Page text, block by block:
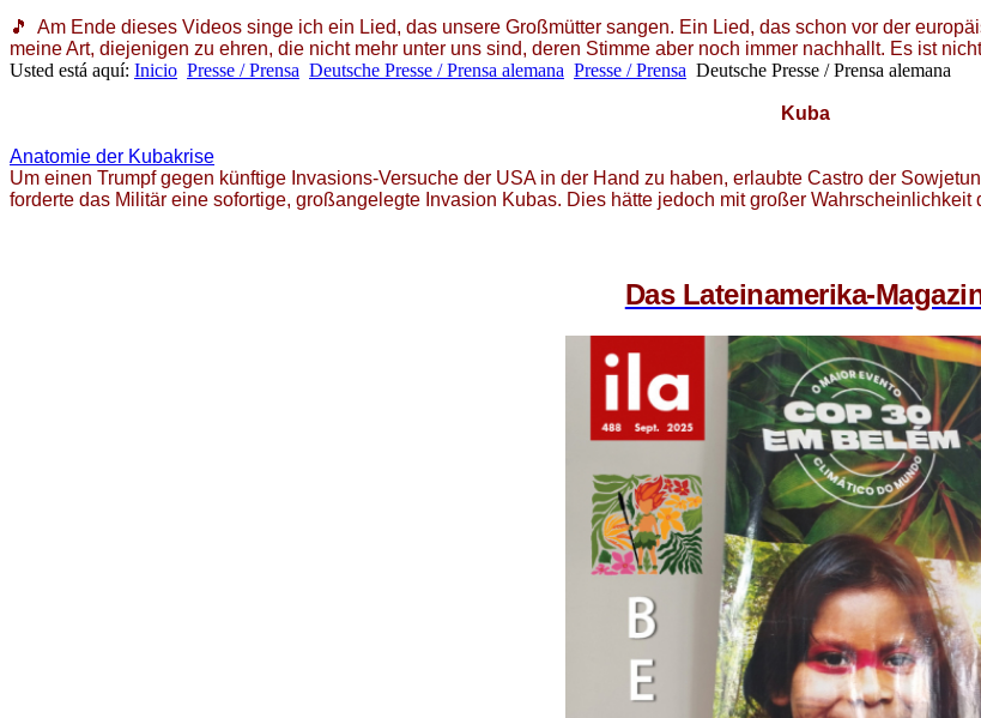
🎵 Am Ende dieses Videos singe ich ein Lied, das unsere Großmütter sangen. Ein Lied, das schon vor der
meine Art, diejenigen zu ehren, die nicht mehr unter uns sind, deren Stimme aber noch immer nachhallt. Es ist
Usted está aquí: Inicio Presse / Prensa Deutsche Presse / Prensa alemana Presse / Prensa Deutsche Presse / Prensa alemana
Kuba
Anatomie der Kubakrise
Um einen Trumpf gegen künftige Invasions-Versuche der USA in der Hand zu haben, erlaubte Castro der
forderte das Militär eine sofortige, großangelegte Invasion Kubas. Dies hätte jedoch mit großer
Das Lateinamerika-